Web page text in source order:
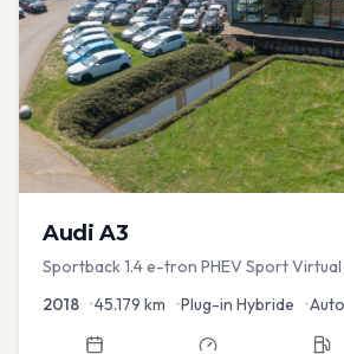
Audi A3
Sportback 1.4 e-tron PHEV Sport
2018 •45.179 km •Plug-in Hybride •